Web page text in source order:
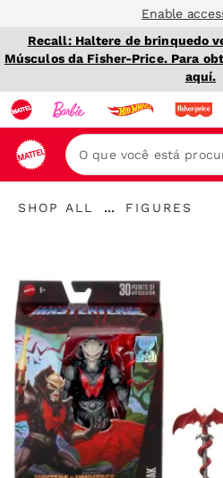
Enable
Recall: Haltere de brinquedo
Músculos da Fisher-Price. Para
aquí.
"Shop
SHOP ALL
...
"FIGURES